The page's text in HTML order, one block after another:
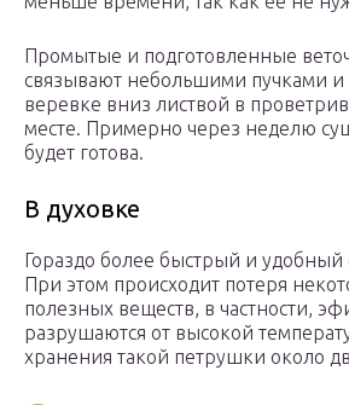
Промытые и подготовленные
связывают небольшими пучками и
веревке вниз листвой в
месте. Примерно через неделю
будет готова.
В духовке
Гораздо более быстрый и удобный
При этом происходит потеря
полезных веществ, в частности,
разрушаются от высокой
хранения такой петрушки около